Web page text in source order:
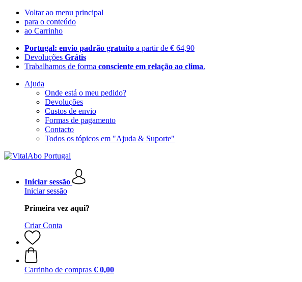
Voltar ao menu principal
para o conteúdo
ao Carrinho
Portugal: envio padrão gratuito a partir de € 64,90
Devoluções Grátis
Trabalhamos de forma consciente em relação ao clima.
Ajuda
Onde está o meu pedido?
Devoluções
Custos de envio
Formas de pagamento
Contacto
Todos os tópicos em "Ajuda & Suporte"
Iniciar sessão
Iniciar sessão
Primeira vez aqui?
Criar Conta
Carrinho de compras € 0,00